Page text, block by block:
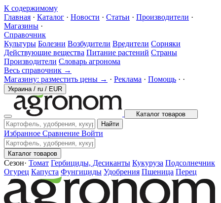
К содержимому
Главная · Каталог · Новости · Статьи · Производители ·
Магазины ·
Справочник
Культуры Болезни Возбудители Вредители Сорняки
Действующие вещества Питание растений Страны
Производители Словарь агронома
Весь справочник →
Магазину: разместить цены → · Реклама · Помощь · ·
Украина / ru / EUR
Каталог товаров
Найти
Избранное Сравнение Войти
Каталог товаров
Сезон· Томат Гербициды, Десиканты Кукуруза Подсолнечник
Огурец Капуста Фунгициды Удобрения Пшеница Перец